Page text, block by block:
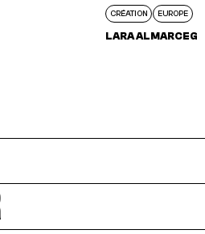
CRÉATION EUROPE
LARA